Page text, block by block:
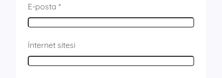
E-posta *
İnternet sitesi